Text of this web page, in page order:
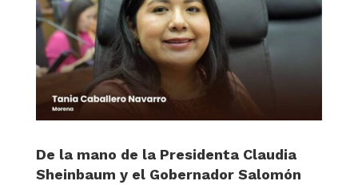
De la mano de la Presidenta Claudia
Sheinbaum y el Gobernador Salomón